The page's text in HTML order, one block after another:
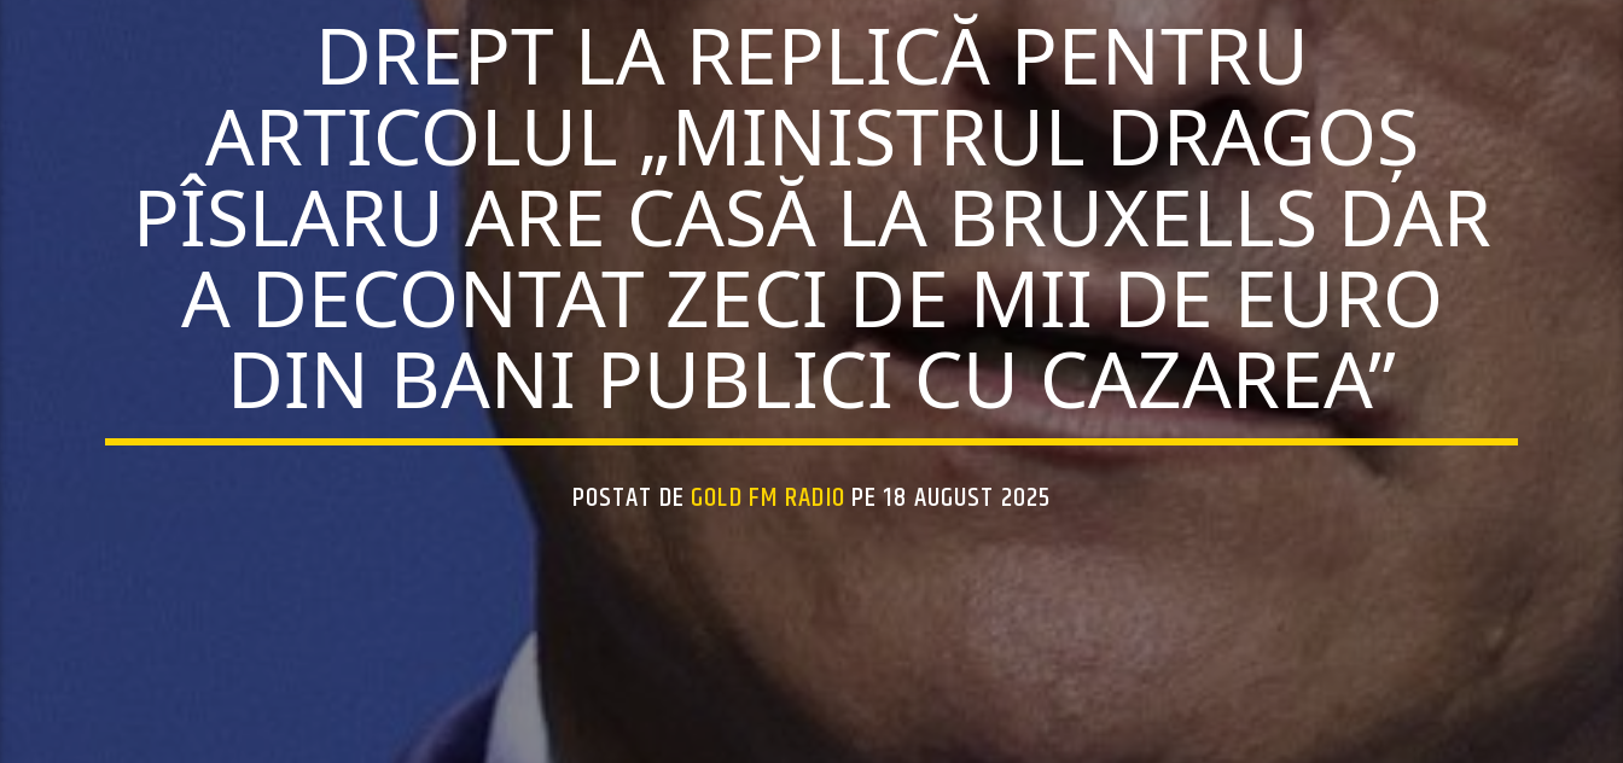
DREPT LA REPLICĂ PENTRU
ARTICOLUL „MINISTRUL DRAGOȘ
PÎSLARU ARE CASĂ LA BRUXELLS DAR
A DECONTAT ZECI DE MII DE EURO
DIN BANI PUBLICI CU CAZAREA”
POSTAT DE GOLD FM RADIO PE 18 AUGUST 2025